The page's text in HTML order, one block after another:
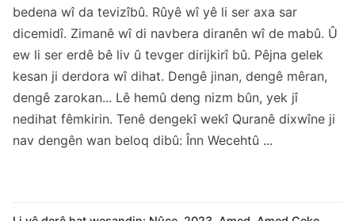
bedena wî da tevizîbû. Rûyê wî yê li ser axa sar
dicemidî. Zimanê wî di navbera diranên wî de mabû. Û
ew li ser erdê bê liv û tevger dirijkirî bû. Pêjna gelek
kesan ji derdora wî dihat. Dengê jinan, dengê mêran,
dengê zarokan... Lê hemû deng nizm bûn, yek jî
nedihat fêmkirin. Tenê dengekî wekî Quranê dixwîne ji
nav dengên wan beloq dibû: Înn Wecehtû ...